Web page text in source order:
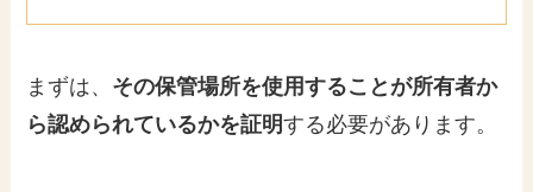
まずは、 その保管場所を使用することが所有者か
ら認められているかを証明する必要があります。